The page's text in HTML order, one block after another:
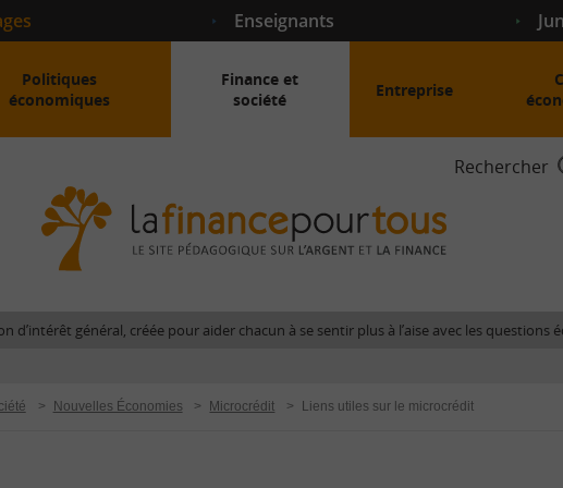
Enseignants
Politiques
économiques
Finance et
société
Entreprise
Rechercher
finance
site
l'argent
d’intérêt général, créée pour aider chacun à se sentir plus à l’aise avec les questions
> Nouvelles Économies > Microcrédit > Liens utiles sur le microcrédit